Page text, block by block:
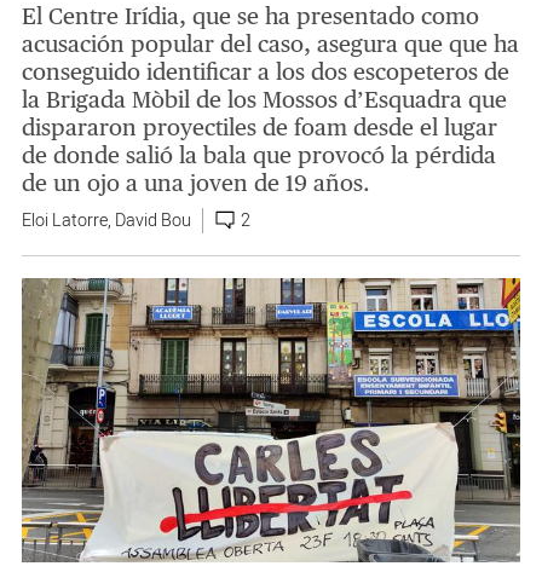
El Centre Irídia, que se ha presentado como
acusación popular del caso, asegura que que ha
conseguido identificar a los dos escopeteros de
la Brigada Mòbil de los Mossos d’Esquadra que
dispararon proyectiles de foam desde el lugar
de donde salió la bala que provocó la pérdida
de un ojo a una joven de 19 años.
Eloi Latorre, David Bou 2